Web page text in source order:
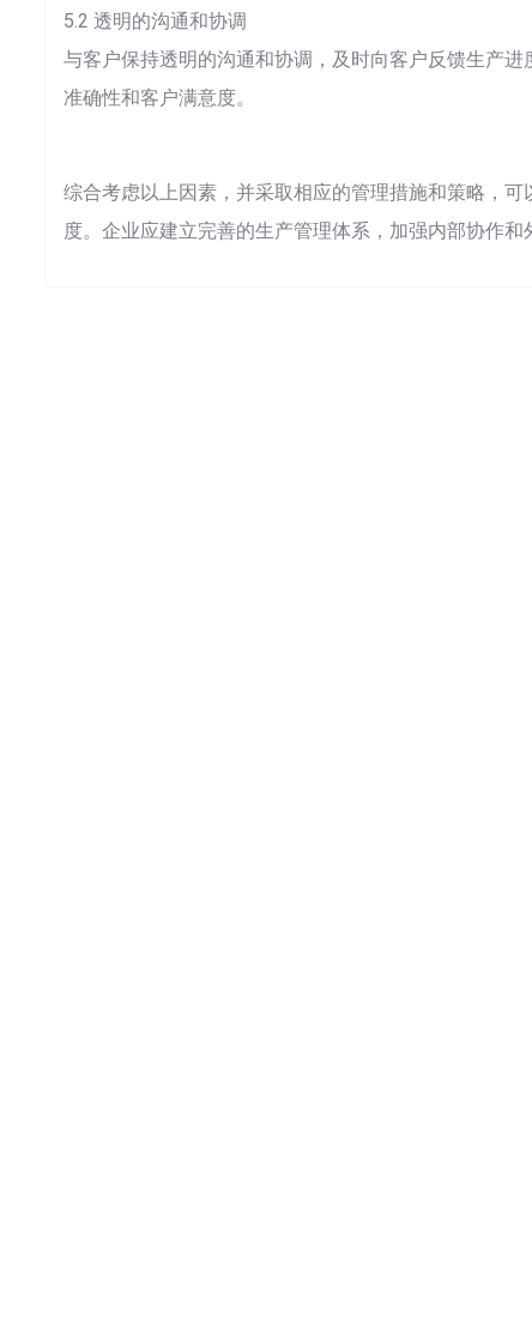
5.2 透明的沟通和协调
与客户保持透明的沟通和协调，及时向客户反馈生产
准确性和客户满意度。
综合考虑以上因素，并采取相应的管理措施和策略，可
度。企业应建立完善的生产管理体系，加强内部协作和